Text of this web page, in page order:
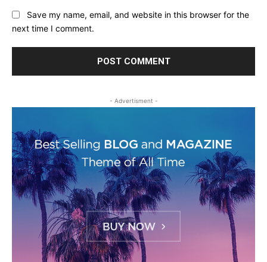
Save my name, email, and website in this browser for the
next time I comment.
- Advertisment -